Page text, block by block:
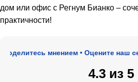
дом или офис с Регнум Бианко –
практичности!
мнением • Оцените наш
4.3 из 5